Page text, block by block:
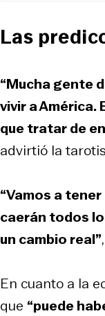
Las
“Mucha gente
vivir a América.
que tratar de
advirtió la
“Vamos a
caerán todos
un cambio real”
En cuanto a la
que “puede